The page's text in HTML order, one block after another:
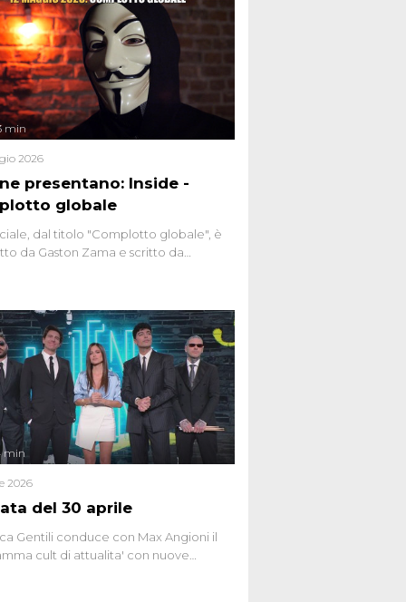
presentano: Inside -
globale
min
2026
dal titolo "Complotto globale", è
da Gaston Zama e scritto da
dei sospetti globali e del
che negli ultimi anni hanno
network, talk show, piazze digitali
collettivo.
del 30 aprile
min
2026
Gentili conduce con Max Angioni il
cult di attualita' con nuove